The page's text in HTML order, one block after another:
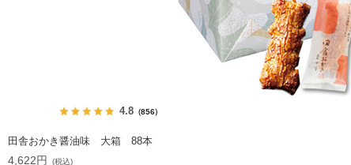
4.8（856）
田舎おかき醤油味 大箱 88本
4,622円 (税込)